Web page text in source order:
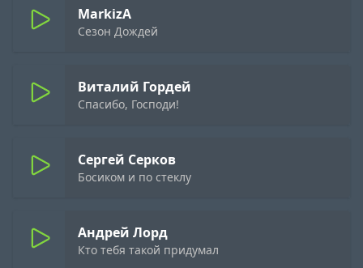
MarkizA
Сезон Дождей
Виталий Гордей
Спасибо, Господи!
Сергей Серков
Босиком и по стеклу
Андрей Лорд
Кто тебя такой придумал